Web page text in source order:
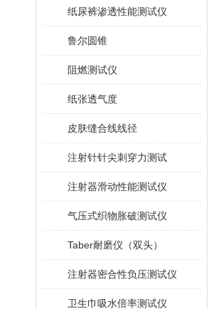
纸尿裤渗透性能测试仪
鲁尔圆锥
阻燃测试仪
纸张透气度
皮肤缝合线线径
注射针针尖刺穿力测试
注射器滑动性能测试仪
气压式织物胀破测试仪
Taber耐磨仪（双头）
注射器密合性负压测试仪
卫生巾吸水倍率测试仪